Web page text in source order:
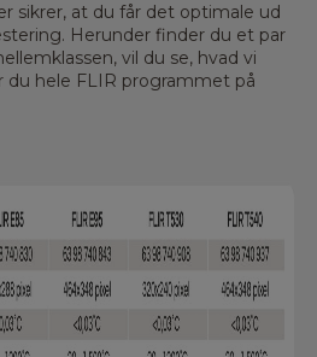
sikrer, at du får det optimale ud
Herunder finder du et par
vil du se, hvad vi
du hele FLIR programmet på